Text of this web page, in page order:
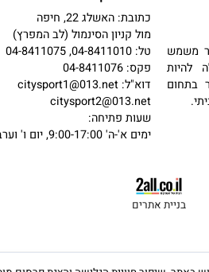
פרטי קשר
כתובת: האשלג 22, חיפה
מול קניון הסינמול (לב המפרץ)
פקס: 04-8411076
שעות פתיחה:
ימים א'-ה' 9:00-17:00, יום ו' וערבי חג 9:00-13:00